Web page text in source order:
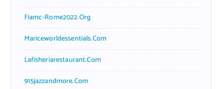
Fiamc-Rome2022.org
Mariceworldessentials.com
Lafisheriarestaurant.com
915jazzandmore.com